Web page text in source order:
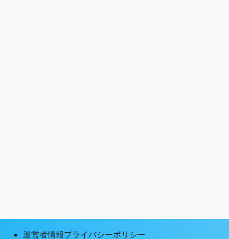
運営者情報プライバシーポリシー